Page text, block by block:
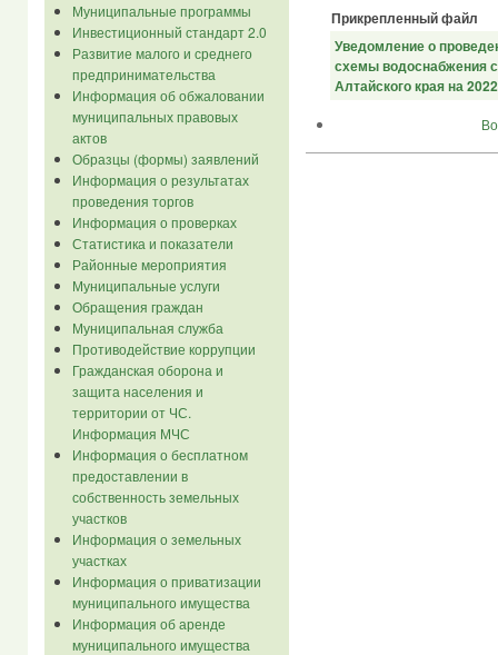
Муниципальные программы
Инвестиционный стандарт 2.0
Развитие малого и среднего
предпринимательства
Информация об обжаловании
муниципальных правовых
актов
Образцы (формы) заявлений
Информация о результатах
проведения торгов
Информация о проверках
Статистика и показатели
Районные мероприятия
Муниципальные услуги
Обращения граждан
Муниципальная служба
Противодействие коррупции
Гражданская оборона и
защита населения и
территории от ЧС.
Информация МЧС
Информация о бесплатном
предоставлении в
собственность земельных
участков
Информация о земельных
участках
Информация о приватизации
муниципального имущества
Информация об аренде
муниципального имущества
Прикрепленный файл
Уведомление о
схемы водоснабжения
Алтайского края на